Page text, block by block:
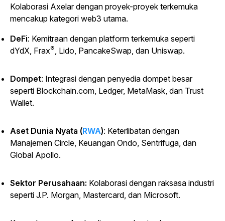
Kolaborasi Axelar dengan proyek-proyek terkemuka
mencakup kategori web3 utama.
DeFi: Kemitraan dengan platform terkemuka seperti
dYdX, Frax®, Lido, PancakeSwap, dan Uniswap.
Dompet: Integrasi dengan penyedia dompet besar
seperti Blockchain.com, Ledger, MetaMask, dan Trust
Wallet.
Aset Dunia Nyata (RWA): Keterlibatan dengan
Manajemen Circle, Keuangan Ondo, Sentrifuga, dan
Global Apollo.
Sektor Perusahaan: Kolaborasi dengan raksasa industri
seperti J.P. Morgan, Mastercard, dan Microsoft.